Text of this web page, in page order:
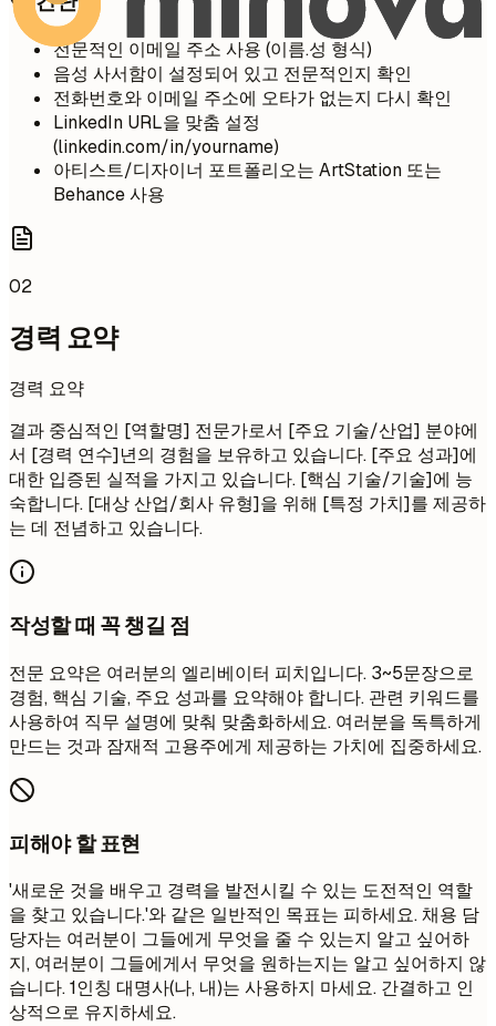
전문적인 이메일 주소 사용 (이름.성 형식)
음성 사서함이 설정되어 있고 전문적인지 확인
전화번호와 이메일 주소에 오타가 없는지 다시 확인
LinkedIn URL을 맞춤 설정
(linkedin.com/in/yourname)
아티스트/디자이너 포트폴리오는 ArtStation 또는
Behance 사용
02
경력 요약
경력 요약
결과 중심적인 [역할명] 전문가로서 [주요 기술/산업] 분야에
서 [경력 연수]년의 경험을 보유하고 있습니다. [주요 성과]에
대한 입증된 실적을 가지고 있습니다. [핵심 기술/기술]에 능
숙합니다. [대상 산업/회사 유형]을 위해 [특정 가치]를 제공하
는 데 전념하고 있습니다.
작성할 때 꼭 챙길 점
전문 요약은 여러분의 엘리베이터 피치입니다. 3~5문장으로
경험, 핵심 기술, 주요 성과를 요약해야 합니다. 관련 키워드를
사용하여 직무 설명에 맞춰 맞춤화하세요. 여러분을 독특하게
만드는 것과 잠재적 고용주에게 제공하는 가치에 집중하세요.
피해야 할 표현
'새로운 것을 배우고 경력을 발전시킬 수 있는 도전적인 역할
을 찾고 있습니다.'와 같은 일반적인 목표는 피하세요. 채용 담
당자는 여러분이 그들에게 무엇을 줄 수 있는지 알고 싶어하
지, 여러분이 그들에게서 무엇을 원하는지는 알고 싶어하지 않
습니다. 1인칭 대명사(나, 내)는 사용하지 마세요. 간결하고 인
상적으로 유지하세요.